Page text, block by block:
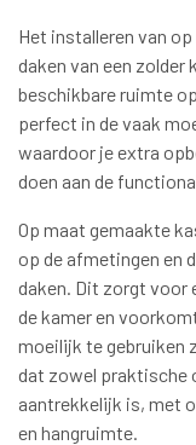
Het installeren van
daken van een zolder
beschikbare ruimte
perfect in de vaak
waardoor je extra
doen aan de
Op maat gemaakte
op de afmetingen en
daken. Dit zorgt voor
de kamer en
moeilijk te gebruiken
dat zowel praktische
aantrekkelijk is, met
en hangruimte.